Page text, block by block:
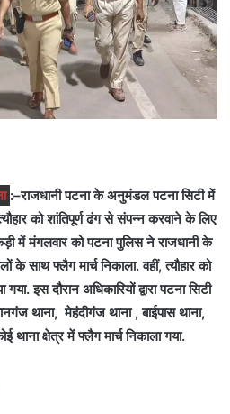
:–राजधानी पटना के अनुमंडल पटना सिटी में
को शांतिपूर्ण ढंग से संपन्न करवाने के लिए
में मंगलवार को पटना पुलिस ने राजधानी के
के साथ फ्लैग मार्च निकाला. वहीं, त्यौहार को
इस दौरान अधिकारियों द्वारा पटना सिटी
थाना, मेहंदीगंज थाना , बाईपास थाना,
क्षेत्र में फ्लैग मार्च निकाला गया.